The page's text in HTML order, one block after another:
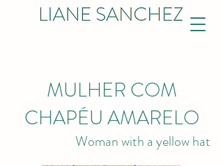
MULHER COM
CHAPÉU AMARELO
Woman with a yellow hat